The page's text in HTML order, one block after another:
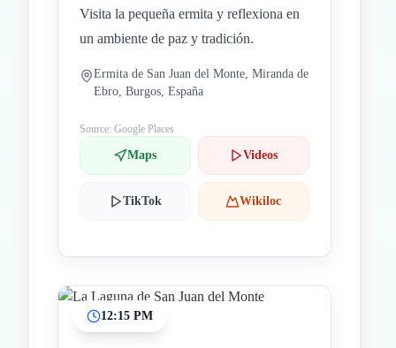
Visita la pequeña ermita y reflexiona en
un ambiente de paz y tradición.
Ermita de San Juan del Monte, Miranda de
Ebro, Burgos, España
Source: Google Places
Maps Videos
TikTok Wikiloc
12:15 PM